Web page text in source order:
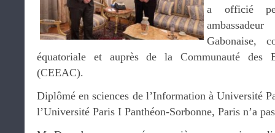
a officié
Gabonaise,
équatoriale et auprès de la Communauté des
(CEEAC).
Diplômé en sciences de l’Information à Université
l’Université Paris I Panthéon-Sorbonne, Paris n’a